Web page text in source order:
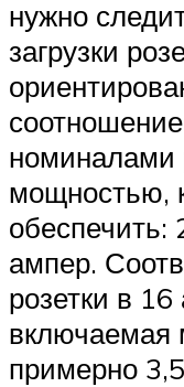
нужно
загрузки
номиналами
мощностью,
обеспечить:
ампер.
розетки в
включаемая
примерно